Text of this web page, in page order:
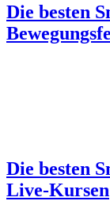
Die besten
Die besten
Live-Kursen